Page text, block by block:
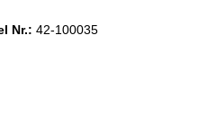
Nr.: 42-100035